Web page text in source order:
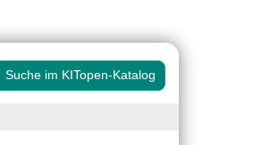
Suche im KITopen-Katalog